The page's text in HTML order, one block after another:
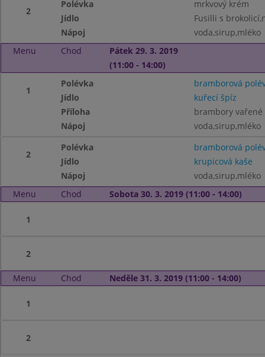
2
Polévka
mrkvový krém
Jídlo
Fusilli s
Nápoj
voda,sirup,mléko
Menu
Chod
Pátek 29. 3. 2019
(11:00 - 14:00)
1
Polévka
bramborová
Jídlo
kuřecí špíz
Příloha
brambory vařené
Nápoj
voda,sirup,mléko
2
Polévka
bramborová
Jídlo
krupicová kaše
Nápoj
voda,sirup,mléko
Menu
Chod Sobota 30. 3. 2019 (11:00 - 14:00)
1
2
Menu Chod Neděle 31. 3. 2019 (11:00 - 14:00)
1
2